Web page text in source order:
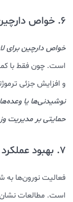
6. خواص دارچین برای لاغری و کاهش وزن
خواص دارچین برای
است. چون فقط با
و افزایش جزئی
نوشیدنی‌ها یا
حمایتی بر مدیریت
7. بهبود عملکرد مغز و حافظه
فعالیت نورون‌ها
است. مطالعات